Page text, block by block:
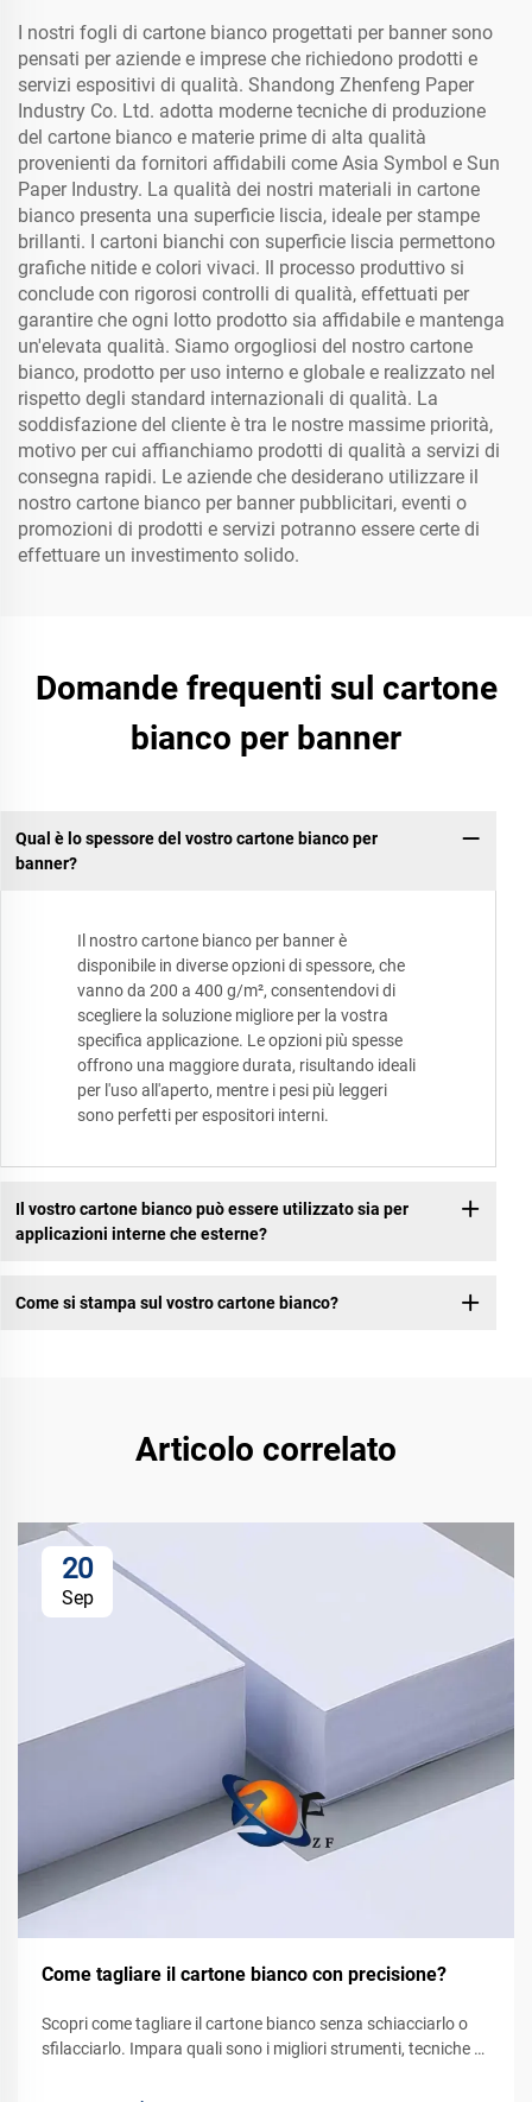
I nostri fogli di cartone bianco progettati per banner sono
pensati per aziende e imprese che richiedono prodotti e
servizi espositivi di qualità. Shandong Zhenfeng Paper
Industry Co. Ltd. adotta moderne tecniche di produzione
del cartone bianco e materie prime di alta qualità
provenienti da fornitori affidabili come Asia Symbol e Sun
Paper Industry. La qualità dei nostri materiali in cartone
bianco presenta una superficie liscia, ideale per stampe
brillanti. I cartoni bianchi con superficie liscia permettono
grafiche nitide e colori vivaci. Il processo produttivo si
conclude con rigorosi controlli di qualità, effettuati per
garantire che ogni lotto prodotto sia affidabile e mantenga
un'elevata qualità. Siamo orgogliosi del nostro cartone
bianco, prodotto per uso interno e globale e realizzato nel
rispetto degli standard internazionali di qualità. La
soddisfazione del cliente è tra le nostre massime priorità,
motivo per cui affianchiamo prodotti di qualità a servizi di
consegna rapidi. Le aziende che desiderano utilizzare il
nostro cartone bianco per banner pubblicitari, eventi o
promozioni di prodotti e servizi potranno essere certe di
effettuare un investimento solido.
Domande frequenti sul cartone
bianco per banner
Qual è lo spessore del vostro cartone bianco per
banner?
Il nostro cartone bianco per banner è
disponibile in diverse opzioni di spessore, che
vanno da 200 a 400 g/m², consentendovi di
scegliere la soluzione migliore per la vostra
specifica applicazione. Le opzioni più spesse
offrono una maggiore durata, risultando ideali
per l'uso all'aperto, mentre i pesi più leggeri
sono perfetti per espositori interni.
Il vostro cartone bianco può essere utilizzato sia per
applicazioni interne che esterne?
Come si stampa sul vostro cartone bianco?
Articolo correlato
20
Sep
Come tagliare il cartone bianco con precisione?
Scopri come tagliare il cartone bianco senza schiacciarlo o
sfilacciarlo. Impara quali sono i migliori strumenti, tecniche e